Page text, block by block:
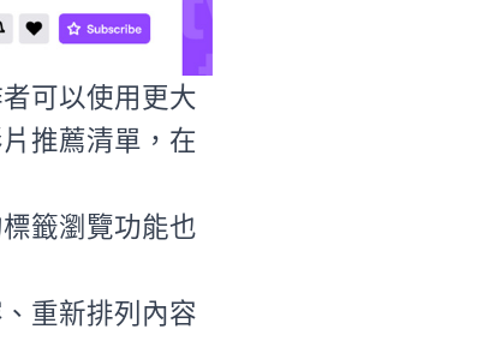
可以使用更大
推薦清單，在
籤瀏覽功能也
重新排列內容